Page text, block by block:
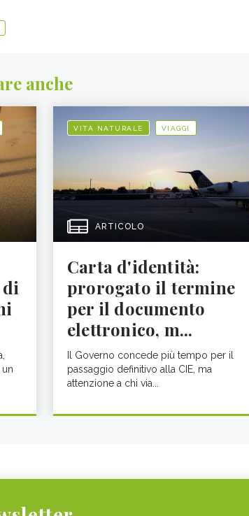
anche
VITA NATURALE VIAGGI
ARTICOLO
Carta d'identità:
prorogato il termine
per il documento
elettronico, m...
Il Governo concede più tempo per il
passaggio definitivo alla CIE, ma
attenzione a chi via...